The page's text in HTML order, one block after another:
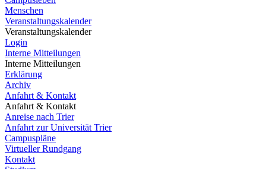
Menschen
Veranstaltungskalender
Veranstaltungskalender
Login
Interne Mitteilungen
Interne Mitteilungen
Erklärung
Archiv
Anfahrt & Kontakt
Anfahrt & Kontakt
Anreise nach Trier
Anfahrt zur Universität Trier
Campuspläne
Virtueller Rundgang
Kontakt